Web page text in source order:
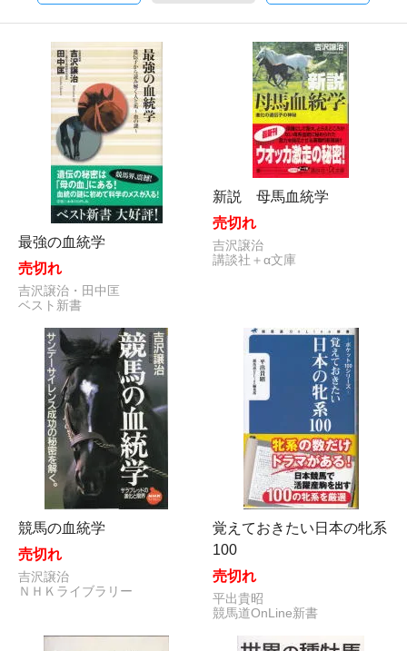
最強の血統学
売切れ
吉沢譲治・田中匡
ベスト新書
新説 母馬血統学
売切れ
吉沢譲治
講談社＋α文庫
競馬の血統学
売切れ
吉沢譲治
ＮＨＫライブラリー
覚えておきたい日本の牝系
100
売切れ
平出貴昭
競馬道OnLine新書